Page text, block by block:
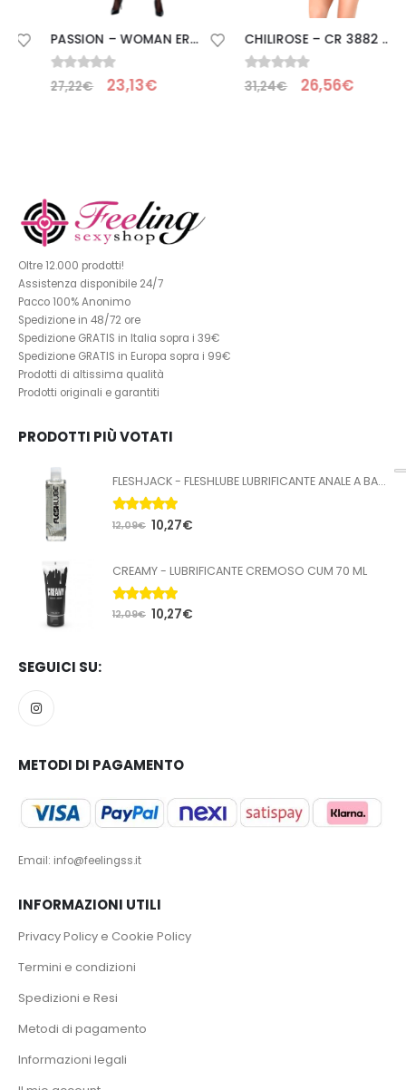
PASSION – WOMAN ERZA CORSET S/M
Su 5
27,22€ 23,13€
CHILIROSE – CR 3882 SET BODY ROJO S/M
Su 5
31,24€ 26,56€
Oltre 12.000 prodotti!
Assistenza disponibile 24/7
Pacco 100% Anonimo
Spedizione in 48/72 ore
Spedizione GRATIS in Italia sopra i 39€
Spedizione GRATIS in Europa sopra i 99€
Prodotti di altissima qualità
Prodotti originali e garantiti
PRODOTTI PIÙ VOTATI
FLESHJACK - FLESHLUBE LUBRIFICANTE ANALE A BASE ACQUA 100 ML
5.00Su 5
12,09€ 10,27€
CREAMY - LUBRIFICANTE CREMOSO CUM 70 ML
5.00Su 5
12,09€ 10,27€
SEGUICI SU:
METODI DI PAGAMENTO
Email: info@feelingss.it
INFORMAZIONI UTILI
Privacy Policy e Cookie Policy
Termini e condizioni
Spedizioni e Resi
Metodi di pagamento
Informazioni legali